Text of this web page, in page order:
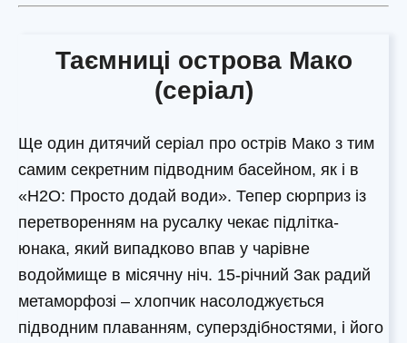
Таємниці острова Мако
(серіал)
Ще один дитячий серіал про острів Мако з тим
самим секретним підводним басейном, як і в
«H2O: Просто додай води». Тепер сюрприз із
перетворенням на русалку чекає підлітка-
юнака, який випадково впав у чарівне
водоймище в місячну ніч. 15-річний Зак радий
метаморфозі – хлопчик насолоджується
підводним плаванням, суперздібностями, і його